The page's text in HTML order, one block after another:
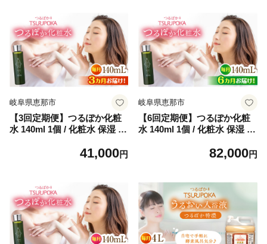
岐阜県 / 恵那市 / 回生堂 [AU
AU010]
岐阜県 / 恵那市 / 回生堂 [AU
AU011]
岐阜県恵那市
【3回定期便】つるぽか化粧
水 140ml 1個 / 化粧水 保湿 化
ケア セルフケア 定期便 岐阜
41,000円
岐阜県恵那市
【6回定期便】つるぽか化粧
水 140ml 1個 / 化粧水 保湿 化
ケア セルフケア 定期便 岐阜
82,000円